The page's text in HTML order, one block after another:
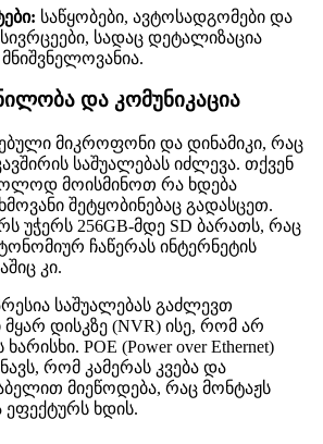
საწყობები, ავტოსადგომები და
სადაც დეტალიზაცია
და კომუნიკაცია
მიკროფონი და დინამიკი, რაც
საშუალებას იძლევა. თქვენ
მოისმინოთ რა ხდება
შეტყობინებაც გადასცეთ.
უჭერს 256GB-მდე SD ბარათს, რაც
ჩაწერას ინტერნეტის
კი.
საშუალებას გაძლევთ
დისკზე (NVR) ისე, რომ არ
POE (Power over Ethernet)
რომ კამერას კვება და
მიეწოდება, რაც მონტაჟს
ხდის.